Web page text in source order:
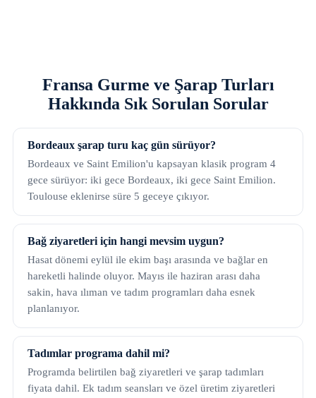
Fransa Gurme ve Şarap Turları
Hakkında Sık Sorulan Sorular
Bordeaux şarap turu kaç gün sürüyor?
Bordeaux ve Saint Emilion'u kapsayan klasik program 4
gece sürüyor: iki gece Bordeaux, iki gece Saint Emilion.
Toulouse eklenirse süre 5 geceye çıkıyor.
Bağ ziyaretleri için hangi mevsim uygun?
Hasat dönemi eylül ile ekim başı arasında ve bağlar en
hareketli halinde oluyor. Mayıs ile haziran arası daha
sakin, hava ılıman ve tadım programları daha esnek
planlanıyor.
Tadımlar programa dahil mi?
Programda belirtilen bağ ziyaretleri ve şarap tadımları
fiyata dahil. Ek tadım seansları ve özel üretim ziyaretleri